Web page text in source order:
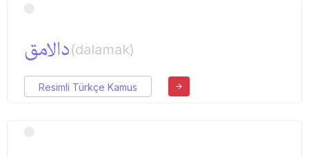
دالامق(dalamak)
Resimli Türkçe Kamus